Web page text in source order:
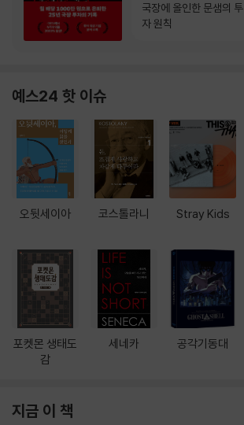
국장에 올인한 문샘의 투
자 원칙
예스24 핫 이슈
오뒷세이아
포켓몬 생태도
감
코스톨라니
세네카
Stray Kids
공각기동대
지금 이 책